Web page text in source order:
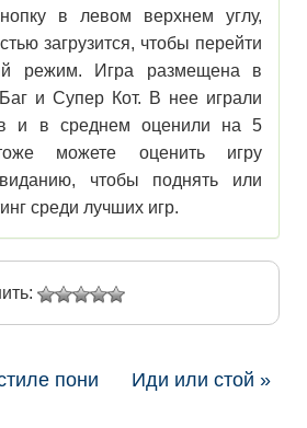
в левом верхнем углу,
загрузится, чтобы перейти
режим. Игра размещена в
и Супер Кот. В нее играли
и в среднем оценили на 5
можете оценить игру
чтобы поднять или
среди лучших игр.
пони Иди или стой »